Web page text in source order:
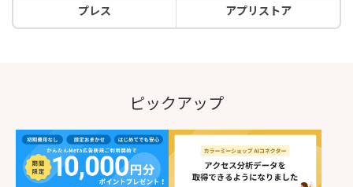
プレス アプリストア
ピックアップ